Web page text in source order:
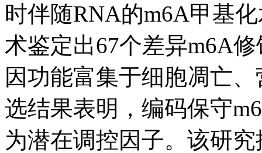
时伴随RNA的m6A甲基
术鉴定出67个差异m6A
因功能富集于细胞凋亡
选结果表明，编码保守
为潜在调控因子。该研